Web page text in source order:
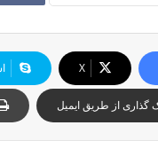
X
گذاری از طریق ایمیل